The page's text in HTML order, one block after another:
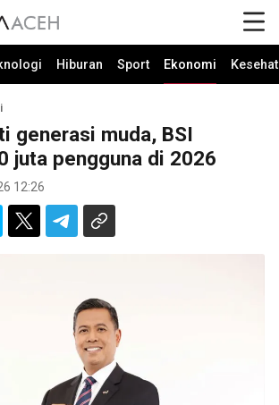
Hiburan Sport Ekonomi
generasi muda, BSI
juta pengguna di 2026
12:26